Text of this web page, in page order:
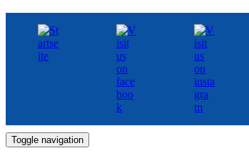
Toggle navigation